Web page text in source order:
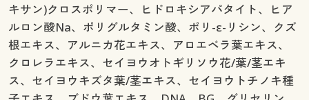
キサン)クロスポリマー、ヒドロキシアパタイト、ヒア
ルロン酸Na、ポリグルタミン酸、ポリ-ε-リシン、クズ
根エキス、アルニカ花エキス、アロエベラ葉エキス、
クロレラエキス、セイヨウオトギリソウ花/葉/茎エキ
ス、セイヨウキズタ葉/茎エキス、セイヨウトチノキ種